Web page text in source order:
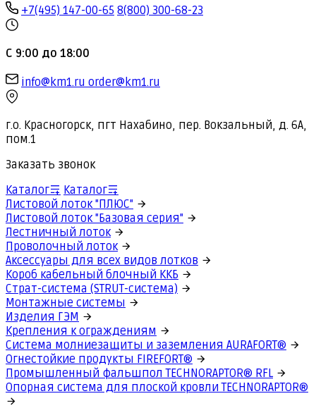
+7(495) 147-00-65 8(800) 300-68-23
С 9:00 до 18:00
info@km1.ru order@km1.ru
г.о. Красногорск, пгт Нахабино, пер. Вокзальный, д. 6А,
пом.1
Заказать звонок
Каталог
Каталог
Листовой лоток "ПЛЮС"
Листовой лоток "Базовая серия"
Лестничный лоток
Проволочный лоток
Аксессуары для всех видов лотков
Короб кабельный блочный ККБ
Страт-система (STRUT-система)
Монтажные системы
Изделия ГЭМ
Крепления к ограждениям
Система молниезащиты и заземления AURAFORT®
Огнестойкие продукты FIREFORT®
Промышленный фальшпол TECHNORAPTOR® RFL
Опорная система для плоской кровли TECHNORAPTOR®